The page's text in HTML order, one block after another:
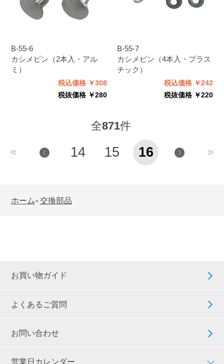
B-55-6
カシメピン（2本入・アル
ミ）
税込価格 ￥308
税抜価格 ￥280
B-55-7
カシメピン（4本入・プラス
チック）
税込価格 ￥242
税抜価格 ￥220
全871件
14 15 16
ホーム> 交換部品
お買い物ガイド
よくあるご質問
お問い合わせ
営業日カレンダー